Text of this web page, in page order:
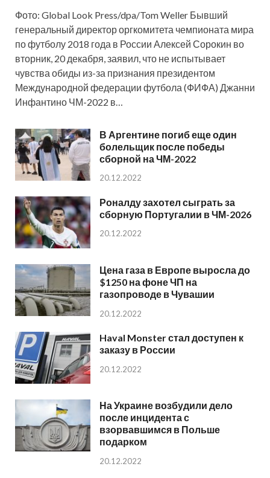
Фото: Global Look Press/dpa/Tom Weller Бывший
генеральный директор оргкомитета чемпионата мира
по футболу 2018 года в России Алексей Сорокин во
вторник, 20 декабря, заявил, что не испытывает
чувства обиды из-за признания президентом
Международной федерации футбола (ФИФА) Джанни
Инфантино ЧМ-2022 в…
В Аргентине погиб еще один
болельщик после победы
сборной на ЧМ-2022
20.12.2022
Роналду захотел сыграть за
сборную Португалии в ЧМ-2026
20.12.2022
Цена газа в Европе выросла до
$1250 на фоне ЧП на
газопроводе в Чувашии
20.12.2022
Haval Monster стал доступен к
заказу в России
20.12.2022
На Украине возбудили дело
после инцидента с
взорвавшимся в Польше
подарком
20.12.2022